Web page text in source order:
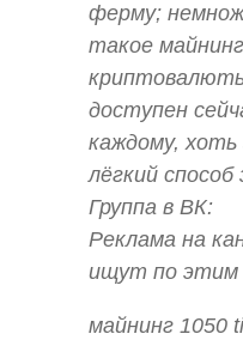
ферму;
такое
доступен
каждому,
лёгкий
Группа в ВК:
Реклама на
ищут по этим
майнинг 1050